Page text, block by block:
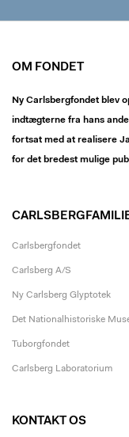
OM FONDET
Ny Carlsbergfondet blev
indtægterne fra hans
fortsat med at realisere
for det bredest mulige
Carlsbergfondet
Carlsberg A/S
Ny Carlsberg Glyptotek
Det Nationalhistoriske
Tuborgfondet
Carlsberg Laboratorium
KONTAKT OS